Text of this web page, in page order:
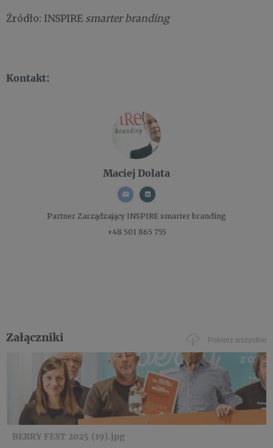
Źródło: INSPIRE smarter branding
Kontakt:
Maciej Dolata
Partner Zarządzający INSPIRE smarter branding
+48 501 865 755
Załączniki Pobierz wszystkie
BERRY FEST 2025 (19).jpg